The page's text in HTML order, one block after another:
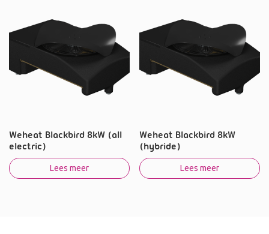
Weheat Blackbird 8kW (all
electric)
Lees meer
Weheat Blackbird 8kW
(hybride)
Lees meer